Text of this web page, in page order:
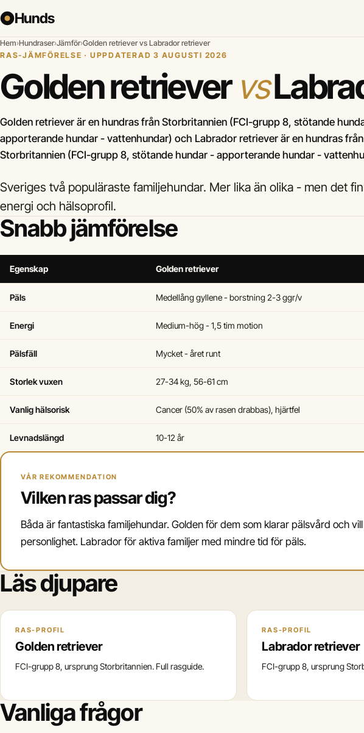
Hunds
Hem›Hundraser›Jämför›Golden retriever vs Labrador retriever
RAS-JÄMFÖRELSE · UPPDATERAD 3 AUGUSTI 2026
Golden retriever vs
Golden retriever är en hundras från Storbritannien (FCI-grupp 8, stötande
apporterande hundar - vattenhundar) och Labrador retriever är en hundras från
Storbritannien (FCI-grupp 8, stötande hundar - apporterande hundar -
Sveriges två populäraste familjehundar. Mer lika än olika - men det
energi och hälsoprofil.
Snabb jämförelse
Egenskap Golden retriever
Päls Medellång gyllene - borstning 2-3 ggr/v
Energi Medium-hög - 1,5 tim motion
Pälsfäll Mycket - året runt
Storlek vuxen 27-34 kg, 56-61 cm
Vanlig hälsorisk Cancer (50% av rasen drabbas), hjärtfel
Levnadslängd 10-12 år
VÅR REKOMMENDATION
Vilken ras passar dig?
Båda är fantastiska familjehundar. Golden för dem som klarar pälsvård och
personlighet. Labrador för aktiva familjer med mindre tid för päls.
Läs djupare
RAS-PROFIL
Golden retriever
FCI-grupp 8, ursprung Storbritannien. Full rasguide.
RAS-PROFIL
Labrador retriever
FCI-grupp 8, ursprung
Vanliga frågor